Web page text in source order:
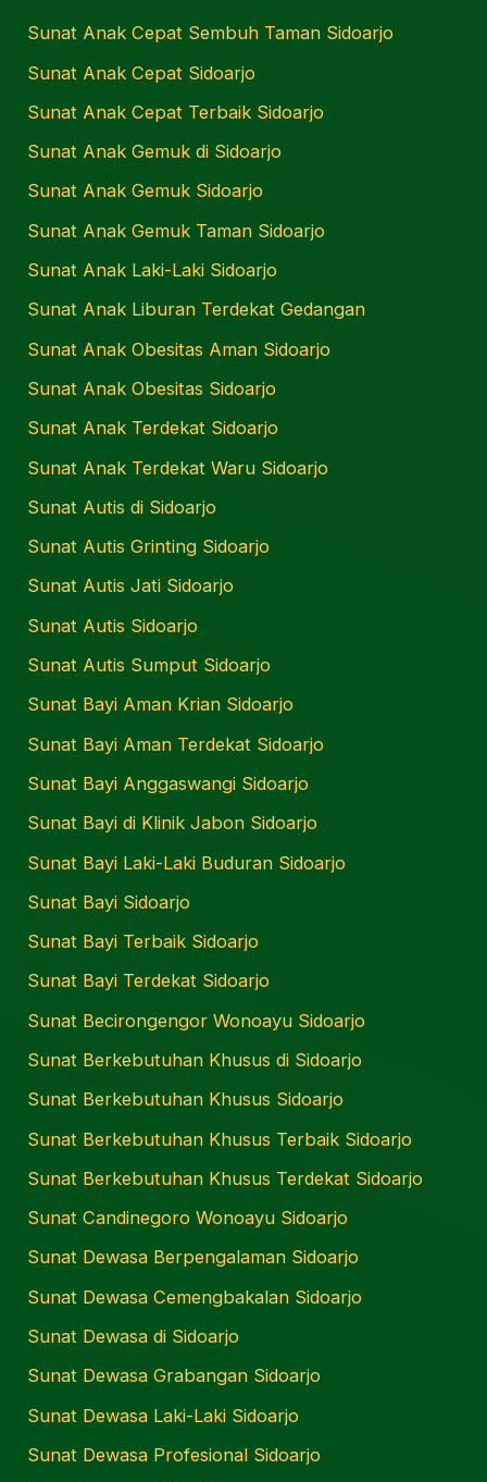
Sunat Anak Cepat Sembuh Taman Sidoarjo
Sunat Anak Cepat Sidoarjo
Sunat Anak Cepat Terbaik Sidoarjo
Sunat Anak Gemuk di Sidoarjo
Sunat Anak Gemuk Sidoarjo
Sunat Anak Gemuk Taman Sidoarjo
Sunat Anak Laki-Laki Sidoarjo
Sunat Anak Liburan Terdekat Gedangan
Sunat Anak Obesitas Aman Sidoarjo
Sunat Anak Obesitas Sidoarjo
Sunat Anak Terdekat Sidoarjo
Sunat Anak Terdekat Waru Sidoarjo
Sunat Autis di Sidoarjo
Sunat Autis Grinting Sidoarjo
Sunat Autis Jati Sidoarjo
Sunat Autis Sidoarjo
Sunat Autis Sumput Sidoarjo
Sunat Bayi Aman Krian Sidoarjo
Sunat Bayi Aman Terdekat Sidoarjo
Sunat Bayi Anggaswangi Sidoarjo
Sunat Bayi di Klinik Jabon Sidoarjo
Sunat Bayi Laki-Laki Buduran Sidoarjo
Sunat Bayi Sidoarjo
Sunat Bayi Terbaik Sidoarjo
Sunat Bayi Terdekat Sidoarjo
Sunat Becirongengor Wonoayu Sidoarjo
Sunat Berkebutuhan Khusus di Sidoarjo
Sunat Berkebutuhan Khusus Sidoarjo
Sunat Berkebutuhan Khusus Terbaik Sidoarjo
Sunat Berkebutuhan Khusus Terdekat Sidoarjo
Sunat Candinegoro Wonoayu Sidoarjo
Sunat Dewasa Berpengalaman Sidoarjo
Sunat Dewasa Cemengbakalan Sidoarjo
Sunat Dewasa di Sidoarjo
Sunat Dewasa Grabangan Sidoarjo
Sunat Dewasa Laki-Laki Sidoarjo
Sunat Dewasa Profesional Sidoarjo